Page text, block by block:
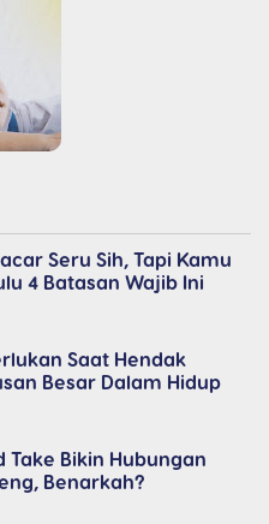
Seru Sih, Tapi Kamu
4 Batasan Wajib Ini
Saat Hendak
Besar Dalam Hidup
Take Bikin Hubungan
Benarkah?